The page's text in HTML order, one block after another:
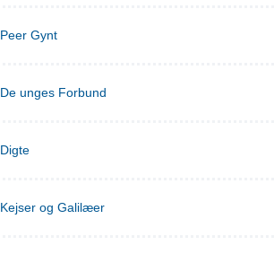
Peer Gynt
De unges Forbund
Digte
Kejser og Galilæer